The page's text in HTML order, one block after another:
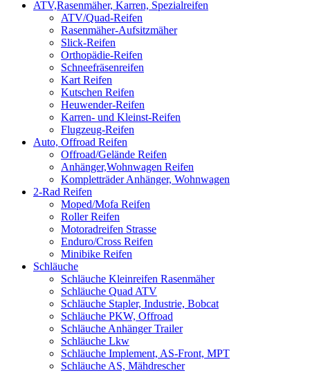
ATV,Rasenmäher, Karren, Spezialreifen
ATV/Quad-Reifen
Rasenmäher-Aufsitzmäher
Slick-Reifen
Orthopädie-Reifen
Schneefräsenreifen
Kart Reifen
Kutschen Reifen
Heuwender-Reifen
Karren- und Kleinst-Reifen
Flugzeug-Reifen
Auto, Offroad Reifen
Offroad/Gelände Reifen
Anhänger,Wohnwagen Reifen
Kompletträder Anhänger, Wohnwagen
2-Rad Reifen
Moped/Mofa Reifen
Roller Reifen
Motoradreifen Strasse
Enduro/Cross Reifen
Minibike Reifen
Schläuche
Schläuche Kleinreifen Rasenmäher
Schläuche Quad ATV
Schläuche Stapler, Industrie, Bobcat
Schläuche PKW, Offroad
Schläuche Anhänger Trailer
Schläuche Lkw
Schläuche Implement, AS-Front, MPT
Schläuche AS, Mähdrescher